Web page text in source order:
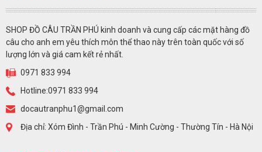
SHOP ĐỒ CÂU TRẦN PHÚ kinh doanh và cung cấp các mặt hàng đồ
câu cho anh em yêu thích môn thể thao này trên toàn quốc với số
lượng lớn và giá cam kết rẻ nhất.
0971 833 994
Hotline:0971 833 994
docautranphu1@gmail.com
Địa chỉ: Xóm Đình - Trần Phú - Minh Cường - Thường Tín - Hà Nội